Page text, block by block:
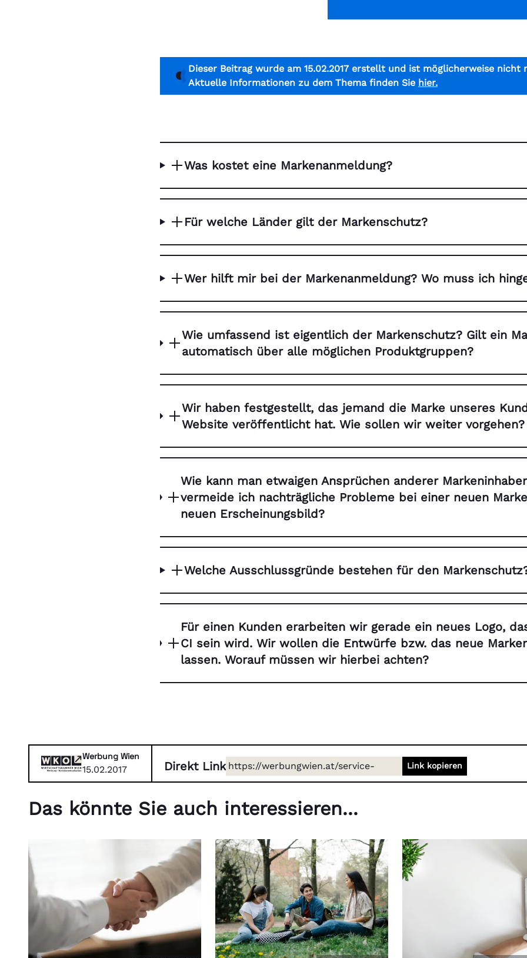
Dieser Beitrag wurde am 15.02.2017 erstellt und ist möglicherweise nicht
Aktuelle Informationen zu dem Thema finden Sie hier.
Was kostet eine Markenanmeldung?
Für welche Länder gilt der Markenschutz?
Wer hilft mir bei der Markenanmeldung? Wo muss ich
Wie umfassend ist eigentlich der Markenschutz? Gilt ein
automatisch über alle möglichen Produktgruppen?
Wir haben festgestellt, das jemand die Marke unseres
Website veröffentlicht hat. Wie sollen wir weiter vorgehen?
Wie kann man etwaigen Ansprüchen anderer
vermeide ich nachträgliche Probleme bei einer neuen
neuen Erscheinungsbild?
Welche Ausschlussgründe bestehen für den
Für einen Kunden erarbeiten wir gerade ein neues Logo,
CI sein wird. Wir wollen die Entwürfe bzw. das neue
lassen. Worauf müssen wir hierbei achten?
Werbung Wien
15.02.2017 Direkt Link https://werbungwien.at/service-
recht/markenrecht
Link kopieren
Das könnte Sie auch interessieren...